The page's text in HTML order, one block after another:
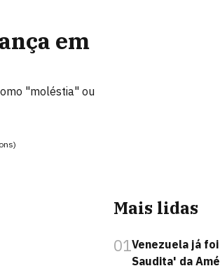
em
"moléstia" ou
Mais lidas
01Venezuela já
Saudita' da